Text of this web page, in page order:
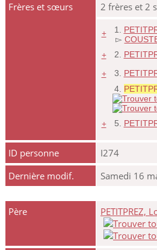
Frères et sœurs
2 frères et 2
+ 1.
▻
+ 2.
+ 3.
4.
+ 5.
ID personne I274
Dernière modif.
Samedi 16
Père PETITPREZ,